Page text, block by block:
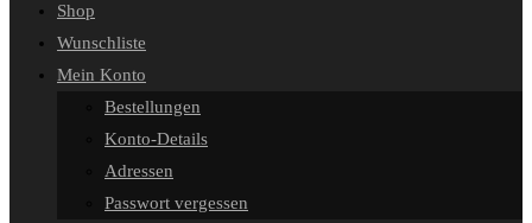
Shop
Wunschliste
Mein Konto
Bestellungen
Konto-Details
Adressen
Passwort vergessen